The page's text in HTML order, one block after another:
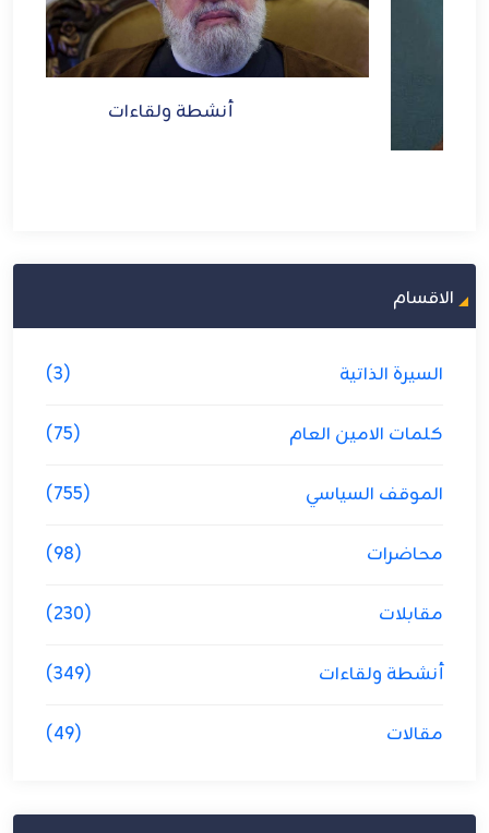
أنشطة ولقاءات
الاقسام
السيرة الذاتية (3)
كلمات الامين العام (75)
الموقف السياسي (755)
محاضرات (98)
مقابلات (230)
أنشطة ولقاءات (349)
مقالات (49)